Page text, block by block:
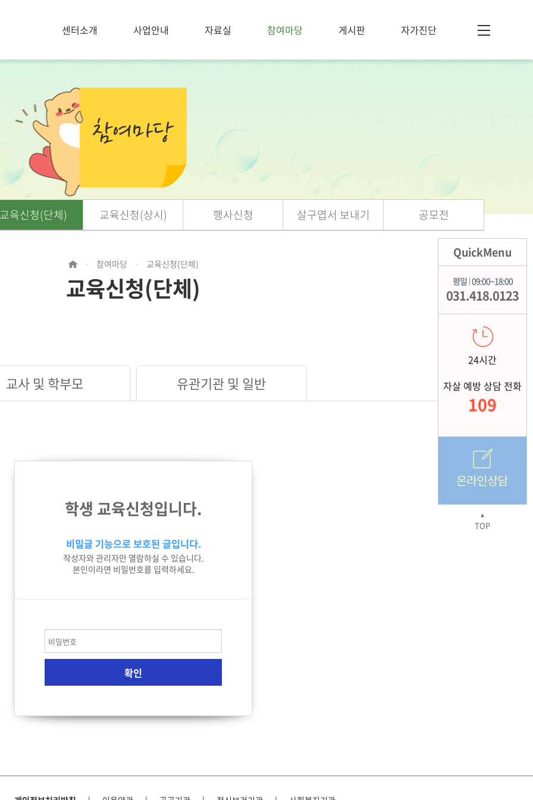
센터소개 사업안내 자료실 참여마당 게시판 자가진단
육신청(단체) 교육신청(상시) 행사신청 살구엽서 보내기 공모전
> 참여마당 > 교육신청(단체)
교육신청(단체)
교사 및 학부모 유관기관 및 일반
학생 교육신청입니다.
비밀글 기능으로 보호된 글입니다.
작성자와 관리자만 열람하실 수 있습니다.
본인이라면 비밀번호를 입력하세요.
QuickMenu
평일 | 09:00~18:00
031.418.0123
24시간
자살 예방 상담 전화
109
▲
TOP